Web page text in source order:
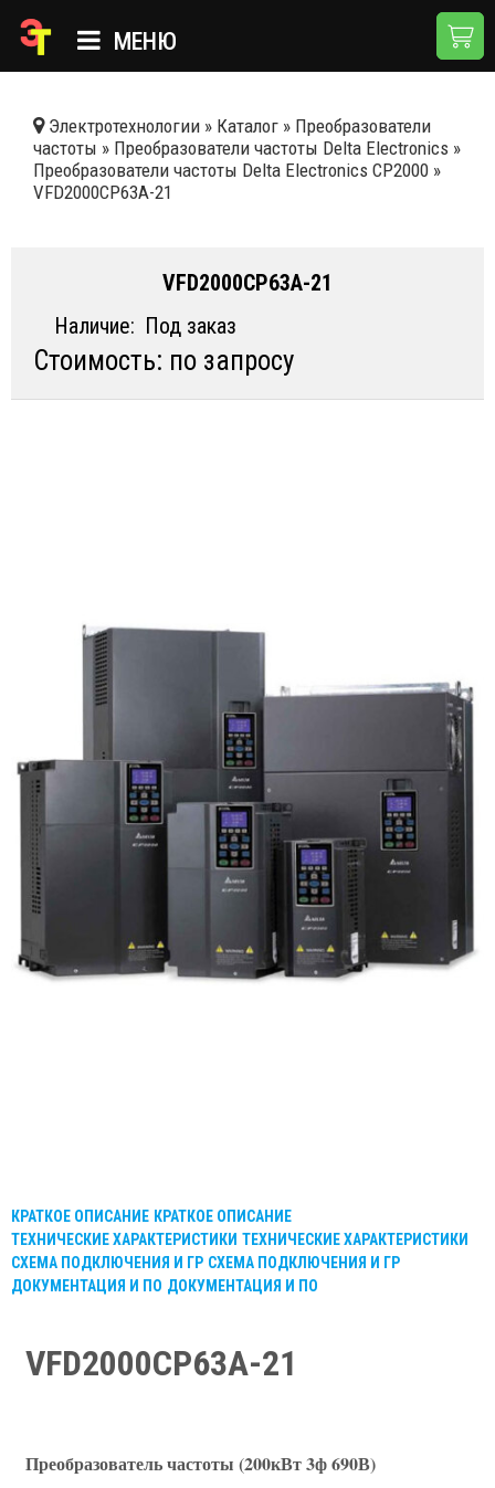
МЕНЮ
КАТАЛОГ
О КОМПАНИИ
ДОСТАВКА И ОПЛАТА
Электротехнологии » Каталог » Преобразователи
частоты » Преобразователи частоты Delta Electronics »
Преобразователи частоты Delta Electronics CP2000 »
VFD2000CP63A-21
VFD2000CP63A-21
Наличие: Под заказ
Стоимость: по запросу
КРАТКОЕ ОПИСАНИЕ КРАТКОЕ ОПИСАНИЕ
ТЕХНИЧЕСКИЕ ХАРАКТЕРИСТИКИ ТЕХНИЧЕСКИЕ ХАРАКТЕРИСТИКИ
СХЕМА ПОДКЛЮЧЕНИЯ И ГР СХЕМА ПОДКЛЮЧЕНИЯ И ГР
ДОКУМЕНТАЦИЯ И ПО ДОКУМЕНТАЦИЯ И ПО
VFD2000CP63A-21
Преобразователь частоты (200кВт 3ф 690В)